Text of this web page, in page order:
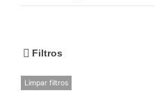
Filtros
Limpar filtros